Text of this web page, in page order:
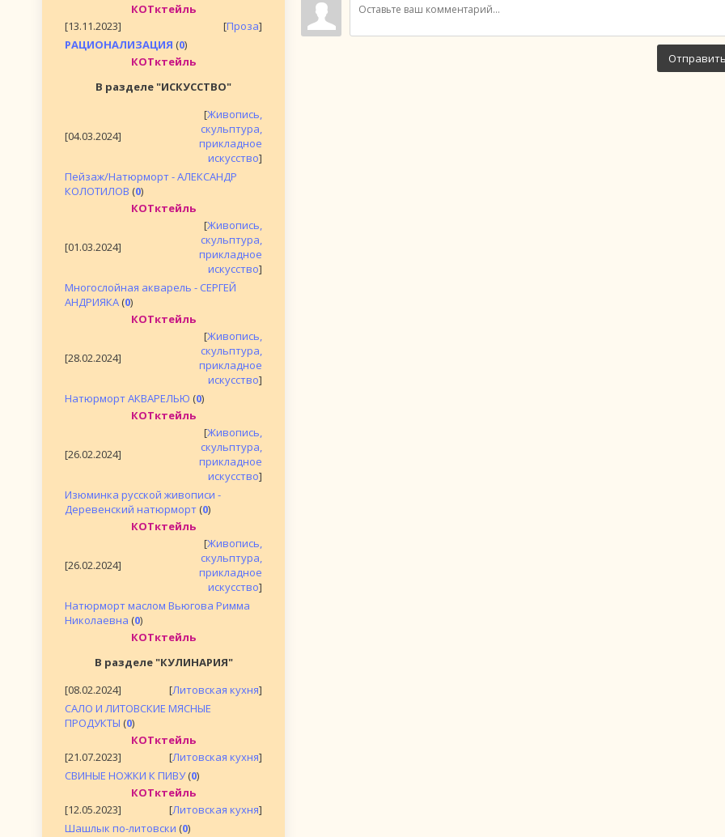
КОТктейль
[13.11.2023]
[Проза]
РАЦИОНАЛИЗАЦИЯ (0)
КОТктейль
В разделе "ИСКУССТВО"
[04.03.2024]
[Живопись,
скульптура,
прикладное
искусство]
Пейзаж/Натюрморт - АЛЕКСАНДР
КОЛОТИЛОВ (0)
КОТктейль
[01.03.2024]
[Живопись,
скульптура,
прикладное
искусство]
Многослойная акварель - СЕРГЕЙ
АНДРИЯКА (0)
КОТктейль
[28.02.2024]
[Живопись,
скульптура,
прикладное
искусство]
Натюрморт АКВАРЕЛЬЮ (0)
КОТктейль
[26.02.2024]
[Живопись,
скульптура,
прикладное
искусство]
Изюминка русской живописи -
Деревенский натюрморт (0)
КОТктейль
[26.02.2024]
[Живопись,
скульптура,
прикладное
искусство]
Натюрморт маслом Вьюгова Римма
Николаевна (0)
КОТктейль
В разделе "КУЛИНАРИЯ"
[08.02.2024]
[Литовская кухня]
САЛО И ЛИТОВСКИЕ МЯСНЫЕ
ПРОДУКТЫ (0)
КОТктейль
[21.07.2023]
[Литовская кухня]
СВИНЫЕ НОЖКИ К ПИВУ (0)
КОТктейль
[12.05.2023]
[Литовская кухня]
Шашлык по-литовски (0)